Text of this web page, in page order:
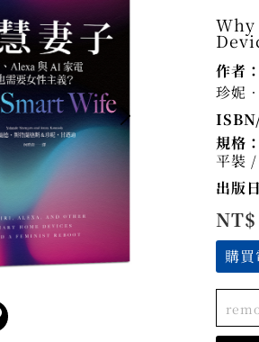
作者：
珍妮
規格：
平裝
出版
購